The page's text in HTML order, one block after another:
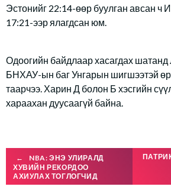
Эстонийг 22:14-өөр буулган авсан ч
17:21-ээр ялагдсан юм.
Одоогийн байдлаар хасагдах
БНХАУ-ын баг Унгарын шигшээтэй
таарчээ. Харин Д болон Б хэсгийн
хараахан дуусаагүй байна.
Post
←
NBA: ЭНЭ УЛИРАЛД
ХУВИЙН РЕКОРДОО
АХИУЛАХ ТОГЛОГЧИД